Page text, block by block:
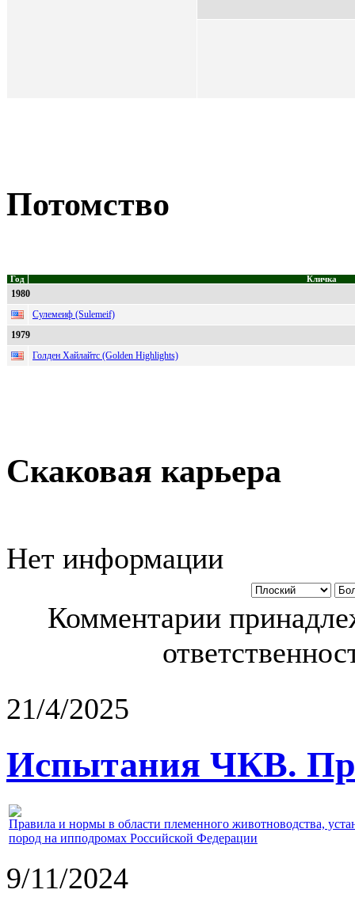
Потомство
Год Кличка
1980
Сулемеиф (Sulemeif)
1979
Голден Хайлайтс (Golden Highlights)
Скаковая карьера
Нет информации
Комментарии
21/4/2025
Испытания ЧКВ.
Правила и нормы в области племенного животноводства,
пород на ипподромах Российской Федерации
9/11/2024